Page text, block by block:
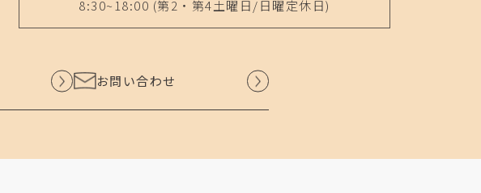
8:30~18:00 (第2・第4土曜日/日曜定休日)
お問い合わせ